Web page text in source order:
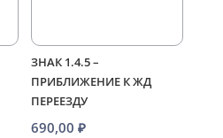
ЗНАК 1.4.5 –
ПРИБЛИЖЕНИЕ К ЖД
ПЕРЕЕЗДУ
690,00₽